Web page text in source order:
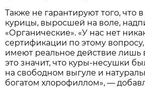
Также не гарантируют того, что
курицы, выросшей на воле,
«Органические». «У нас нет
сертификации по этому
имеют реальное действие лишь
это значит, что куры-несушки
на свободном выгуле и
богатом хлорофиллом», —